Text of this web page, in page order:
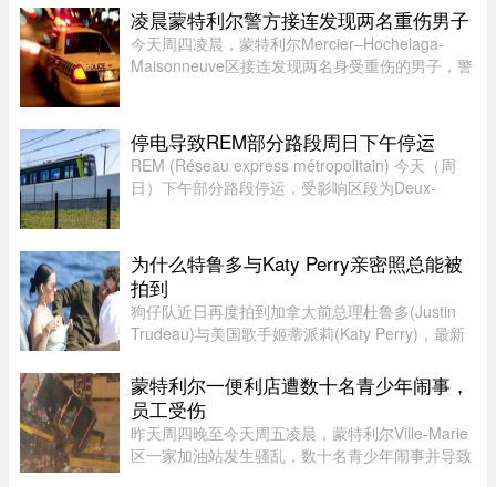
Costco 购买的 Kirkland 无骨鸡腿肉，去掉包装后
称重，竟然比标签上的重量 ...
凌晨蒙特利尔警方接连发现两名重伤男子
今天周四凌晨，蒙特利尔Mercier–Hochelaga-
Maisonneuve区接连发现两名身受重伤的男子，警
因，也不确定是否涉及武器。警方发言人Flor ...
停电导致REM部分路段周日下午停运
REM (Réseau express métropolitain) 今天（周
日）下午部分路段停运，受影响区段为Deux-
为什么特鲁多与Katy Perry亲密照总能被
拍到
狗仔队近日再度拍到加拿大前总理杜鲁多(Justin
Trudeau)与美国歌手姬蒂派莉(Katy Perry)，最新
动和拥吻，举止形影不离，再度成为娱乐媒体焦
点，也成功吸引美国参议员的 ...
蒙特利尔一便利店遭数十名青少年闹事，
员工受伤
昨天周四晚至今天周五凌晨，蒙特利尔Ville-Marie
区一家加油站发生骚乱，数十名青少年闹事并导致